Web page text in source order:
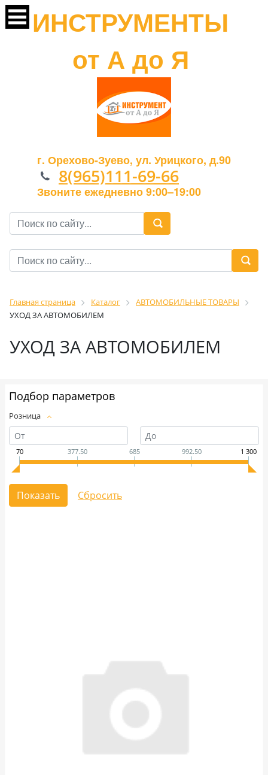
ИНСТРУМЕНТЫ
от А до Я
г. Орехово-Зуево, ул. Урицкого, д.90
8(965)111-69-66
Звоните ежедневно 9:00–19:00
Главная страница Каталог
АВТОМОБИЛЬНЫЕ ТОВАРЫ
УХОД ЗА АВТОМОБИЛЕМ
УХОД ЗА АВТОМОБИЛЕМ
Подбор параметров
Розница
70 377.50 685 992.50 1 300